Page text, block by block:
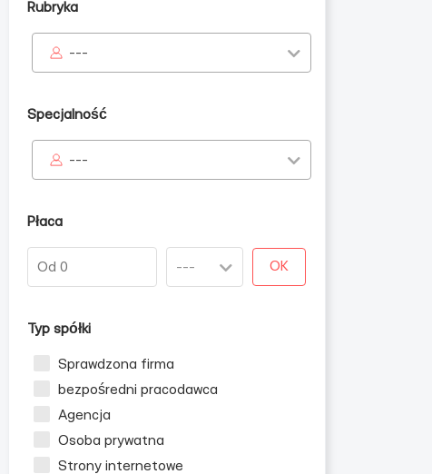
Rubryka
---
Specjalność
---
Płaca
OK
Typ spółki
Sprawdzona firma
bezpośredni pracodawca
Agencja
Osoba prywatna
Strony internetowe